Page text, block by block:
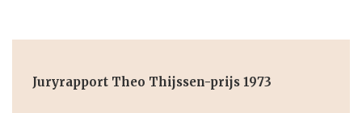
Juryrapport Theo Thijssen-prijs 1973